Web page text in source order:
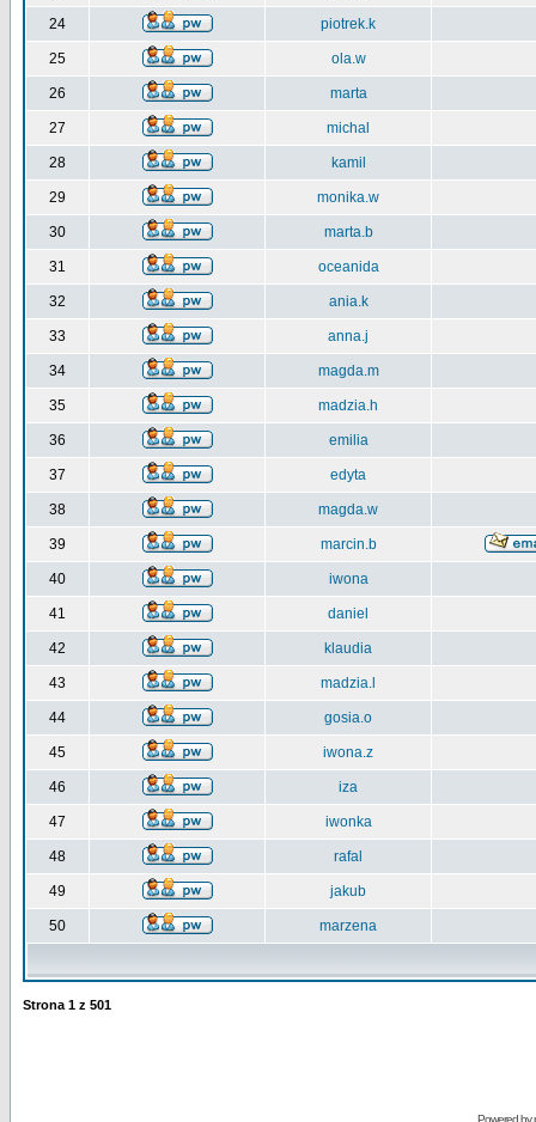
24 piotrek.k
25 ola.w
26 marta
27 michal
28 kamil
29 monika.w
30 marta.b
31 oceanida
32 ania.k
33 anna.j
34 magda.m
35 madzia.h
36 emilia
37 edyta
38 magda.w
39 marcin.b
40 iwona
41 daniel
42 klaudia
43 madzia.l
44 gosia.o
45 iwona.z
46 iza
47 iwonka
48 rafal
49 jakub
50 marzena
Strona 1 z 501
Powered by